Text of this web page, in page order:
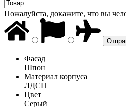
Пожалуйста, докажите, что вы
Фасад
Шпон
Материал корпуса
ЛДСП
Цвет
Серый